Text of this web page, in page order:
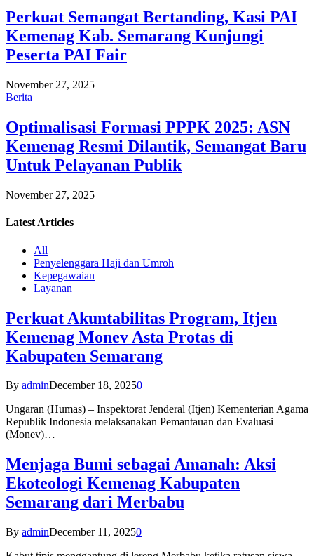
Perkuat Semangat Bertanding, Kasi PAI
Kemenag Kab. Semarang Kunjungi
Peserta PAI Fair
November 27, 2025
Berita
Optimalisasi Formasi PPPK 2025: ASN
Kemenag Resmi Dilantik, Semangat Baru
Untuk Pelayanan Publik
November 27, 2025
Latest Articles
All
Penyelenggara Haji dan Umroh
Kepegawaian
Layanan
Perkuat Akuntabilitas Program, Itjen
Kemenag Monev Asta Protas di
Kabupaten Semarang
By adminDecember 18, 20250
Ungaran (Humas) – Inspektorat Jenderal (Itjen) Kementerian Agama
Republik Indonesia melaksanakan Pemantauan dan Evaluasi
(Monev)…
Menjaga Bumi sebagai Amanah: Aksi
Ekoteologi Kemenag Kabupaten
Semarang dari Merbabu
By adminDecember 11, 20250